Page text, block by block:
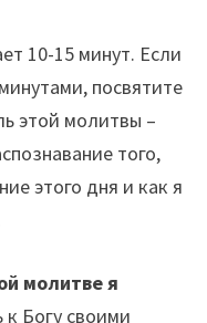
10-15 минут. Если
посвятите
этой молитвы –
того,
этого дня и как я
молитве я
Богу своими